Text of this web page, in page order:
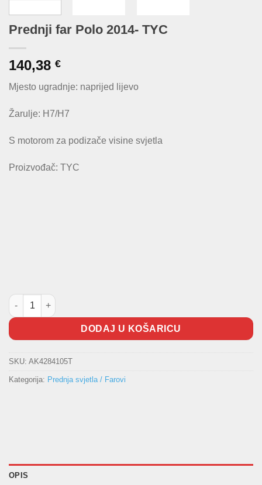
Prednji far Polo 2014- TYC
140,38 €
Mjesto ugradnje: naprijed lijevo
Žarulje: H7/H7
S motorom za podizače visine svjetla
Proizvođač: TYC
Prednji far Polo 2014- TYC količina
DODAJ U KOŠARICU
SKU: AK4284105T
Kategorija: Prednja svjetla / Farovi
OPIS